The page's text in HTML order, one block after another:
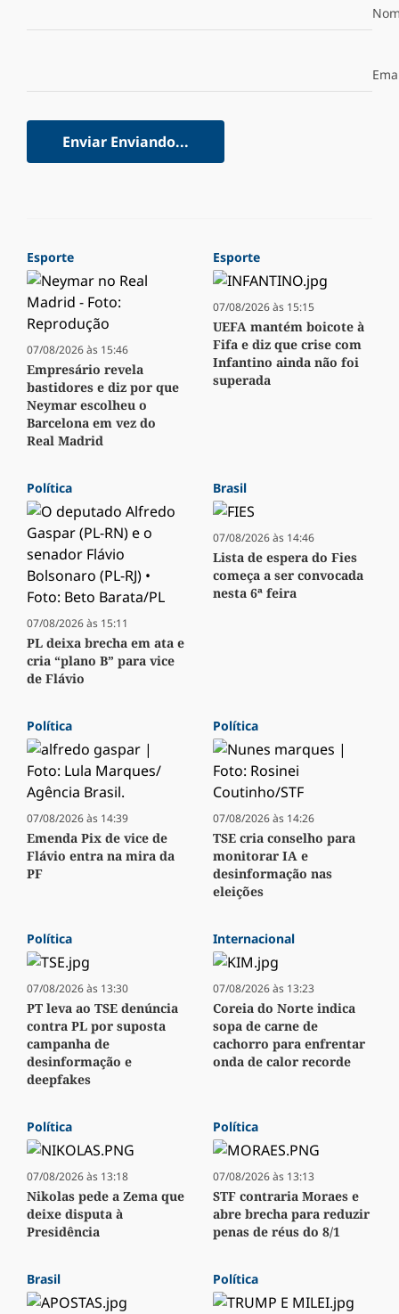
Enviar Enviando...
Esporte
07/08/2026 às 15:46
Empresário revela
bastidores e diz por que
Neymar escolheu o
Barcelona em vez do
Real Madrid
Esporte
07/08/2026 às 15:15
UEFA mantém boicote à
Fifa e diz que crise com
Infantino ainda não foi
superada
Política
07/08/2026 às 15:11
PL deixa brecha em ata e
cria “plano B” para vice
de Flávio
Brasil
07/08/2026 às 14:46
Lista de espera do Fies
começa a ser convocada
nesta 6ª feira
Política
07/08/2026 às 14:39
Emenda Pix de vice de
Flávio entra na mira da
PF
Política
07/08/2026 às 14:26
TSE cria conselho para
monitorar IA e
desinformação nas
eleições
Política
07/08/2026 às 13:30
PT leva ao TSE denúncia
contra PL por suposta
campanha de
desinformação e
deepfakes
Internacional
07/08/2026 às 13:23
Coreia do Norte indica
sopa de carne de
cachorro para enfrentar
onda de calor recorde
Política
07/08/2026 às 13:18
Nikolas pede a Zema que
deixe disputa à
Presidência
Política
07/08/2026 às 13:13
STF contraria Moraes e
abre brecha para reduzir
penas de réus do 8/1
Brasil Política